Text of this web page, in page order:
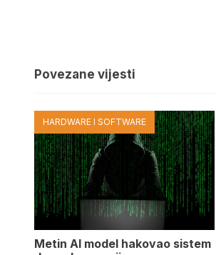
Povezane vijesti
HARDWARE I SOFTWARE
Metin AI model hakovao sistem